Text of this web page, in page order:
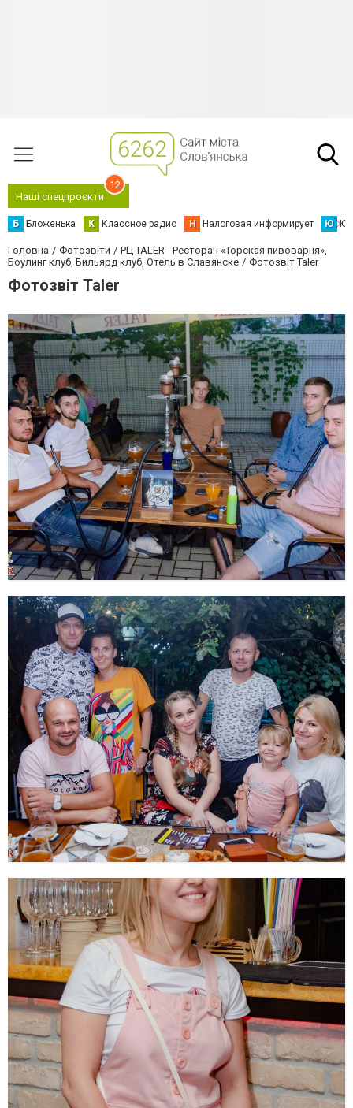
Наші спецпроєкти
12
Б Бложенька К Классное радио Н Налоговая информирует Ю
Головна Фотозвіти
РЦ TALER - Ресторан «Торская пивоварня»,
Боулинг клуб, Бильярд клуб, Отель в Славянске
Фотозвіт Taler
Фотозвіт Taler